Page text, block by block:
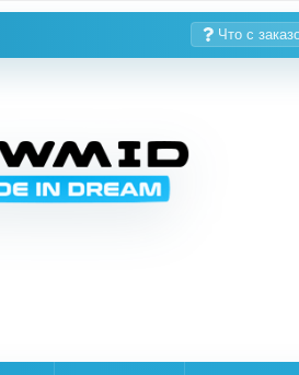
Что с